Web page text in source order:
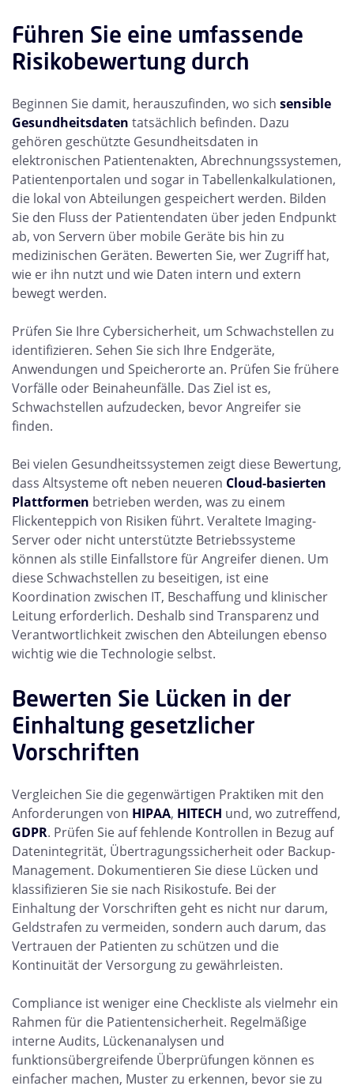
Führen Sie eine umfassende
Risikobewertung durch
Beginnen Sie damit, herauszufinden, wo sich sensible
Gesundheitsdaten tatsächlich befinden. Dazu
gehören geschützte Gesundheitsdaten in
elektronischen Patientenakten, Abrechnungssystemen,
Patientenportalen und sogar in Tabellenkalkulationen,
die lokal von Abteilungen gespeichert werden. Bilden
Sie den Fluss der Patientendaten über jeden Endpunkt
ab, von Servern über mobile Geräte bis hin zu
medizinischen Geräten. Bewerten Sie, wer Zugriff hat,
wie er ihn nutzt und wie Daten intern und extern
bewegt werden.
Prüfen Sie Ihre Cybersicherheit, um Schwachstellen zu
identifizieren. Sehen Sie sich Ihre Endgeräte,
Anwendungen und Speicherorte an. Prüfen Sie frühere
Vorfälle oder Beinaheunfälle. Das Ziel ist es,
Schwachstellen aufzudecken, bevor Angreifer sie
finden.
Bei vielen Gesundheitssystemen zeigt diese Bewertung,
dass Altsysteme oft neben neueren Cloud-basierten
Plattformen betrieben werden, was zu einem
Flickenteppich von Risiken führt. Veraltete Imaging-
Server oder nicht unterstützte Betriebssysteme
können als stille Einfallstore für Angreifer dienen. Um
diese Schwachstellen zu beseitigen, ist eine
Koordination zwischen IT, Beschaffung und klinischer
Leitung erforderlich. Deshalb sind Transparenz und
Verantwortlichkeit zwischen den Abteilungen ebenso
wichtig wie die Technologie selbst.
Bewerten Sie Lücken in der
Einhaltung gesetzlicher
Vorschriften
Vergleichen Sie die gegenwärtigen Praktiken mit den
Anforderungen von HIPAA, HITECH und, wo zutreffend,
GDPR. Prüfen Sie auf fehlende Kontrollen in Bezug auf
Datenintegrität, Übertragungssicherheit oder Backup-
Management. Dokumentieren Sie diese Lücken und
klassifizieren Sie sie nach Risikostufe. Bei der
Einhaltung der Vorschriften geht es nicht nur darum,
Geldstrafen zu vermeiden, sondern auch darum, das
Vertrauen der Patienten zu schützen und die
Kontinuität der Versorgung zu gewährleisten.
Compliance ist weniger eine Checkliste als vielmehr ein
Rahmen für die Patientensicherheit. Regelmäßige
interne Audits, Lückenanalysen und
funktionsübergreifende Überprüfungen können es
einfacher machen, Muster zu erkennen, bevor sie zu